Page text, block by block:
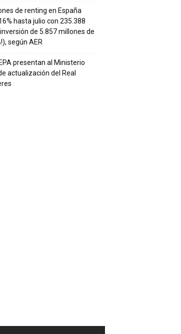
de renting en España
hasta julio con 235.388
de 5.857 millones de
según AER
presentan al Ministerio
actualización del Real